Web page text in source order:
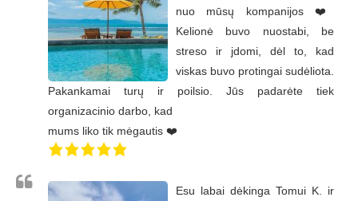
nuo mūsų kompanijos ❤️
Kelionė buvo nuostabi, be
streso ir jdomi, dėl to, kad
viskas buvo protingai sudėliota.
Pakankamai turų ir poilsio. Jūs padarėte tiek
organizacinio darbo, kad
mums liko tik mėgautis ❤️
Esu labai dėkinga Tomui K. ir